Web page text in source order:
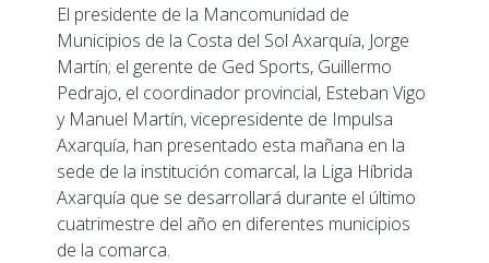
El presidente de la Mancomunidad de
Municipios de la Costa del Sol Axarquía, Jorge
Martín; el gerente de Ged Sports, Guillermo
Pedrajo, el coordinador provincial, Esteban Vigo
y Manuel Martín, vicepresidente de Impulsa
Axarquía, han presentado esta mañana en la
sede de la institución comarcal, la Liga Híbrida
Axarquía que se desarrollará durante el último
cuatrimestre del año en diferentes municipios
de la comarca.